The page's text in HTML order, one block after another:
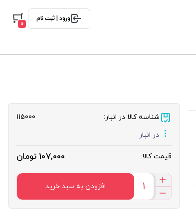
ورود | ثبت نام
0
شناسه کالا در انبار:
115000
در انبار
قیمت کالا: 107٬000 تومان
افزودن به سبد خرید